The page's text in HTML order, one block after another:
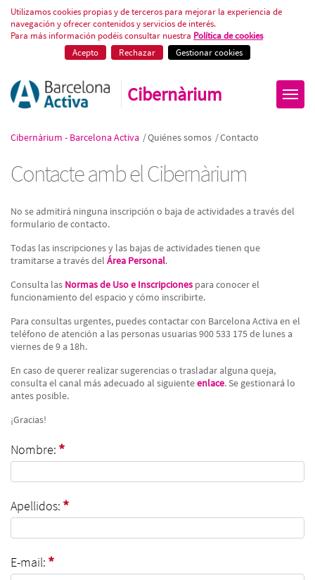
Contacte amb el Cibernàrium
Utilizamos cookies propias y de terceros para mejorar la experiencia de
navegación y ofrecer contenidos y servicios de interés.
Para más información podéis consultar nuestra Política de cookies
Acepto
Rechazar Gestionar cookies
Cibernàrium
Cibernàrium - Barcelona Activa /Quiénes somos /Contacto
Contacte amb el Cibernàrium
No se admitirá ninguna inscripción o baja de actividades a través del
formulario de contacto.
Todas las inscripciones y las bajas de actividades tienen que
tramitarse a través del Área Personal.
Consulta las Normas de Uso e Inscripciones para conocer el
funcionamiento del espacio y cómo inscribirte.
Para consultas urgentes, puedes contactar con Barcelona Activa en el
teléfono de atención a las personas usuarias 900 533 175 de lunes a
viernes de 9 a 18h.
En caso de querer realizar sugerencias o trasladar alguna queja,
consulta el canal más adecuado al siguienteenlace. Se gestionará lo
antes posible.
¡Gracias!
Nombre:
Requerido
Apellidos:
Requerido
E-mail: